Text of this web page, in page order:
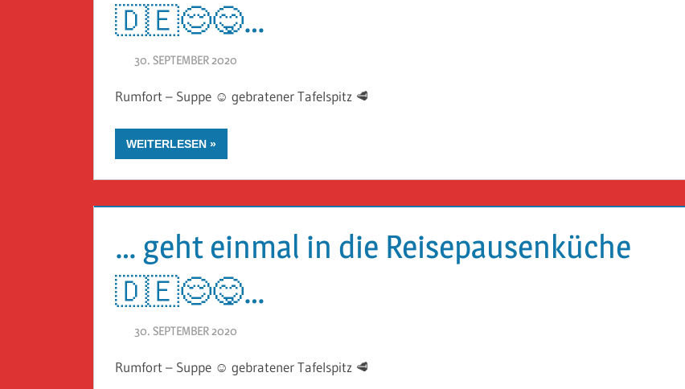
🇩🇪😌😋…
30. SEPTEMBER 2020
Rumfort – Suppe ☺️ gebratener Tafelspitz 🥩
WEITERLESEN
… geht einmal in die Reisepausenküche
🇩🇪😌😋…
30. SEPTEMBER 2020
Rumfort – Suppe ☺️ gebratener Tafelspitz 🥩